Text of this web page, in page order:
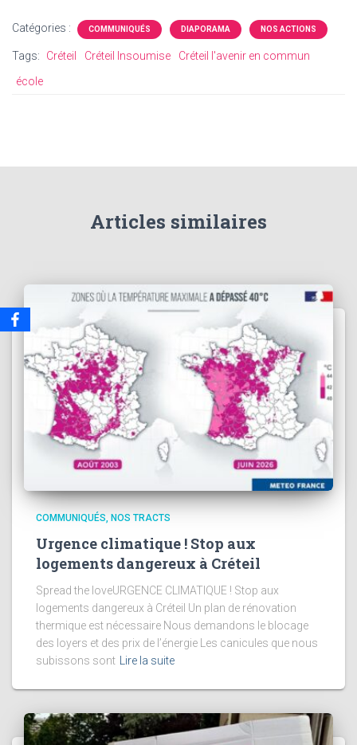
Catégories : COMMUNIQUÉS DIAPORAMA NOS ACTIONS
Tags: Créteil Créteil Insoumise
Créteil l'avenir en commun
école
Articles similaires
COMMUNIQUÉS NOS TRACTS
Urgence climatique ! Stop aux
logements dangereux à Créteil
Spread the loveURGENCE CLIMATIQUE ! Stop aux
logements dangereux à Créteil Un plan de rénovation
thermique est nécessaire Nous demandons le blocage
des loyers et des prix de l’énergie Les canicules que nous
subissons sont
Lire la suite